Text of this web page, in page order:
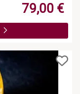
79,00 €